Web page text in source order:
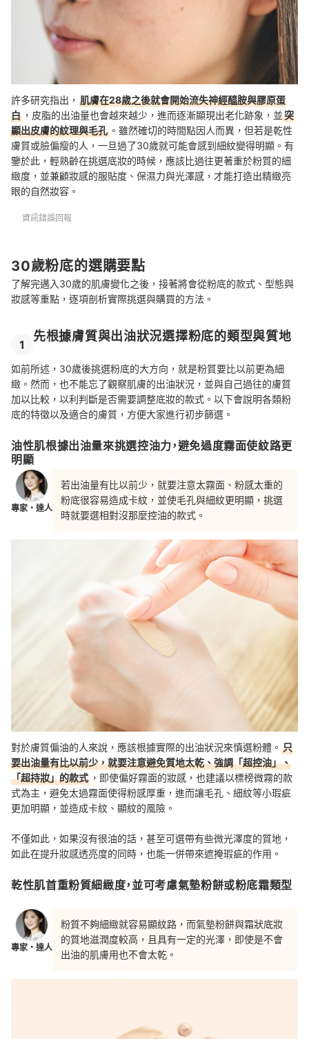
許多研究指出， 肌膚在28歲之後就會開始流失神經醯胺與膠原蛋
白 ，皮脂的出油量也會越來越少，進而逐漸顯現出老化跡象，並突
顯出皮膚的紋理與毛孔 。雖然確切的時間點因人而異，但若是乾性
膚質或臉偏瘦的人，一旦過了30歲就可能會感到細紋變得明顯。有
鑒於此，輕熟齡在挑選底妝的時候，應該比過往更著重於粉質的細
緻度，並兼顧妝感的服貼度、保濕力與光澤感，才能打造出精緻亮
眼的自然妝容。
資訊錯誤回報
30歲粉底的選購要點
了解完邁入30歲的肌膚變化之後，接著將會從粉底的款式、型態與
妝感等重點，逐項剖析實際挑選與購買的方法。
1
先根據膚質與出油狀況選擇粉底的類型與質地
如前所述，30歲後挑選粉底的大方向，就是粉質要比以前更為細
緻。然而，也不能忘了觀察肌膚的出油狀況，並與自己過往的膚質
加以比較，以利判斷是否需要調整底妝的款式。以下會說明各類粉
底的特徵以及適合的膚質，方便大家進行初步篩選。
油性肌根據出油量來挑選控油力，避免過度霧面使紋路更
明顯
專家・達人
若出油量有比以前少，就要注意太霧面、粉感太重的
粉底很容易造成卡紋，並使毛孔與細紋更明顯，挑選
時就要選相對沒那麼控油的款式。
對於膚質偏油的人來說，應該根據實際的出油狀況來慎選粉體。 只
要出油量有比以前少，就要注意避免質地太乾、強調「超控油」、
「超持妝」的款式 ，即使偏好霧面的妝感，也建議以標榜微霧的款
式為主，避免太過霧面使得粉感厚重，進而讓毛孔、細紋等小瑕疵
更加明顯，並造成卡紋、顯紋的風險。
不僅如此，如果沒有很油的話，甚至可選帶有些微光澤度的質地，
如此在提升妝感透亮度的同時，也能一併帶來遮掩瑕疵的作用。
乾性肌首重粉質細緻度，並可考慮氣墊粉餅或粉底霜類型
專家・達人
粉質不夠細緻就容易顯紋路，而氣墊粉餅與霜狀底妝
的質地滋潤度較高，且具有一定的光澤，即使是不會
出油的肌膚用也不會太乾。